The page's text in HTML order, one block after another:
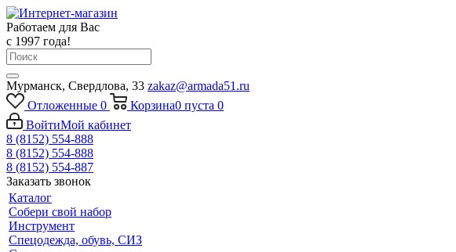
Работаем для Вас
с 1997 года!
Мурманск, Свердлова, 33 zakaz@armada51.ru
Отложенные 0 Корзина0 пуста 0
ВойтиМой кабинет
8 (8152) 554-888
8 (8152) 554-888
8 (8152) 554-887
Заказать звонок
Каталог
Собери свой набор
Инструмент
Спецодежда, обувь, СИЗ